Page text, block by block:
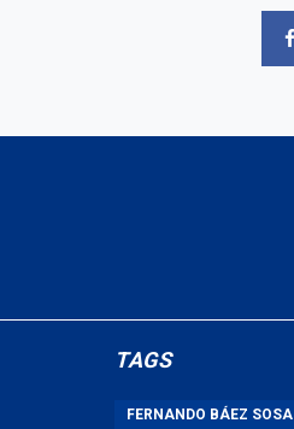
TAGS
FERNANDO BÁEZ SOSA